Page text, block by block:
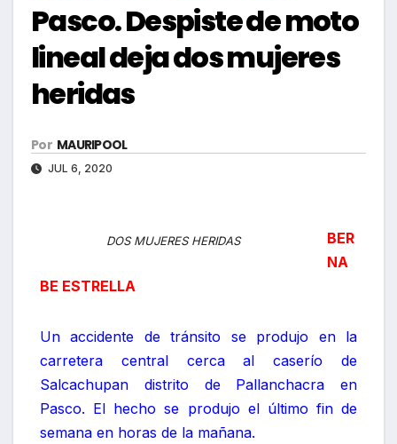
Pasco. Despiste de moto
lineal deja dos mujeres
heridas
Por MAURIPOOL
JUL 6, 2020
DOS MUJERES HERIDAS
BER
NA
BE ESTRELLA
Un accidente de tránsito se produjo en la
carretera central cerca al caserío de
Salcachupan distrito de Pallanchacra en
Pasco. El hecho se produjo el último fin de
semana en horas de la mañana.